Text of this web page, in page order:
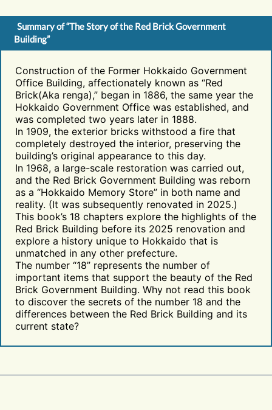
Summary of “The Story of the Red Brick Government
Building”
Construction of the Former Hokkaido Government
Office Building, affectionately known as “Red
Brick(Aka renga),” began in 1886, the same year the
Hokkaido Government Office was established, and
was completed two years later in 1888.
In 1909, the exterior bricks withstood a fire that
completely destroyed the interior, preserving the
building’s original appearance to this day.
In 1968, a large-scale restoration was carried out,
and the Red Brick Government Building was reborn
as a “Hokkaido Memory Store” in both name and
reality. (It was subsequently renovated in 2025.)
This book’s 18 chapters explore the highlights of the
Red Brick Building before its 2025 renovation and
explore a history unique to Hokkaido that is
unmatched in any other prefecture.
The number “18” represents the number of
important items that support the beauty of the Red
Brick Government Building. Why not read this book
to discover the secrets of the number 18 and the
differences between the Red Brick Building and its
current state?